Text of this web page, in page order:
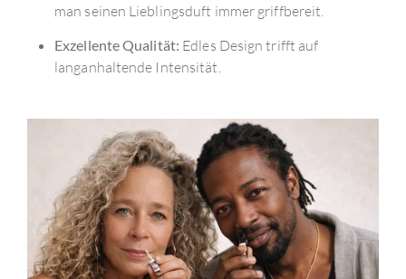
man seinen Lieblingsduft immer griffbereit.
Exzellente Qualität: Edles Design trifft auf
langanhaltende Intensität.